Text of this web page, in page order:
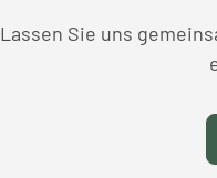
Lassen Sie uns